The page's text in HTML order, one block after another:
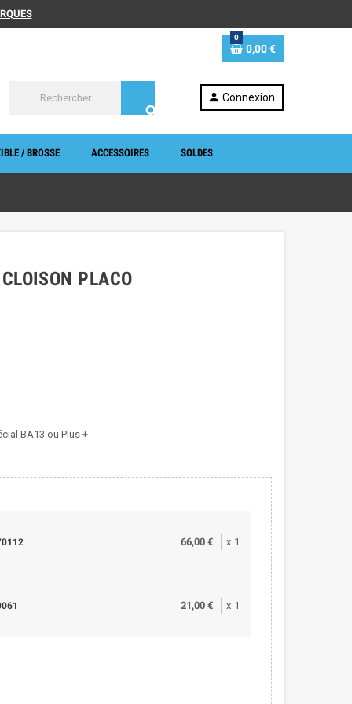
0
0,00 €
search
person Connexion
/ BROSSE ACCESSOIRES SOLDES
PLACO
BA13 ou Plus +
66,00 € x 1
21,00 € x 1